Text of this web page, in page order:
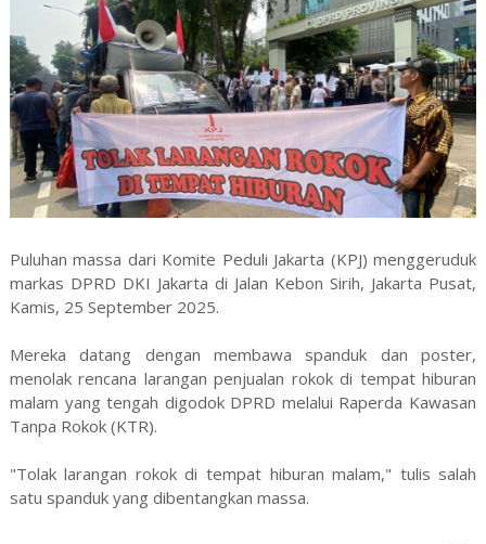
Puluhan massa dari Komite Peduli Jakarta (KPJ) menggeruduk
markas DPRD DKI Jakarta di Jalan Kebon Sirih, Jakarta Pusat,
Kamis, 25 September 2025.
Mereka datang dengan membawa spanduk dan poster,
menolak rencana larangan penjualan rokok di tempat hiburan
malam yang tengah digodok DPRD melalui Raperda Kawasan
Tanpa Rokok (KTR).
"Tolak larangan rokok di tempat hiburan malam," tulis salah
satu spanduk yang dibentangkan massa.